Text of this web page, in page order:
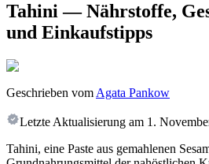
Tahini — Nährstoffe,
und Einkaufstipps
Geschrieben vom Agata Pankow
Letzte Aktualisierung am 1.
Tahini, eine Paste aus gemahlenen